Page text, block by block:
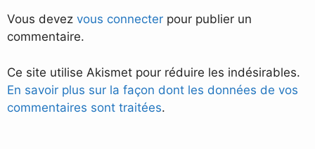
Vous devez vous connecter pour publier un
commentaire.
Ce site utilise Akismet pour réduire les indésirables.
En savoir plus sur la façon dont les données de vos
commentaires sont traitées.